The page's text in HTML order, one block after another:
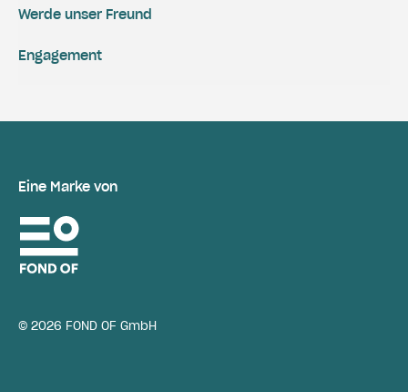
Engagement
Werde unser Freund
Eine Marke von
© 2026 FOND OF GmbH